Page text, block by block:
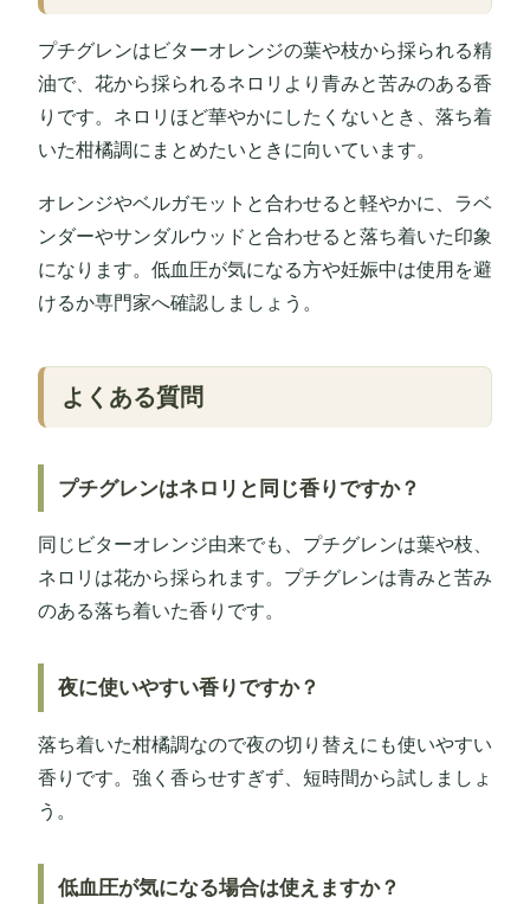
プチグレンはビターオレンジの葉や枝から採られる精
油で、花から採られるネロリより青みと苦みのある香
りです。ネロリほど華やかにしたくないとき、落ち着
いた柑橘調にまとめたいときに向いています。
オレンジやベルガモットと合わせると軽やかに、ラベ
ンダーやサンダルウッドと合わせると落ち着いた印象
になります。低血圧が気になる方や妊娠中は使用を避
けるか専門家へ確認しましょう。
よくある質問
プチグレンはネロリと同じ香りですか？
同じビターオレンジ由来でも、プチグレンは葉や枝、
ネロリは花から採られます。プチグレンは青みと苦み
のある落ち着いた香りです。
夜に使いやすい香りですか？
落ち着いた柑橘調なので夜の切り替えにも使いやすい
香りです。強く香らせすぎず、短時間から試しましょ
う。
低血圧が気になる場合は使えますか？